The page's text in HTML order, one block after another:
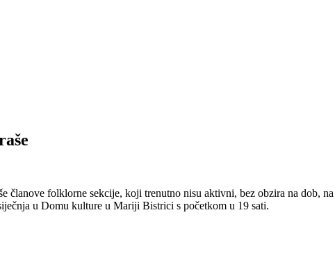
folklorne sekcije, koji trenutno nisu aktivni, bez obzira na dob,
u Domu kulture u Mariji Bistrici s početkom u 19 sati.